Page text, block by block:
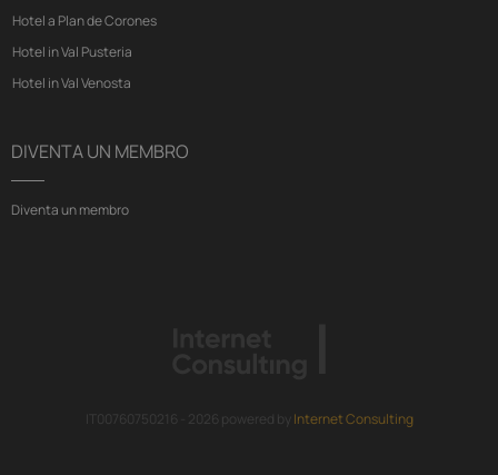
Hotel a Plan de Corones
Hotel in Val Pusteria
Hotel in Val Venosta
DIVENTA UN MEMBRO
Diventa un membro
IT00760750216 - 2026 powered by Internet Consulting